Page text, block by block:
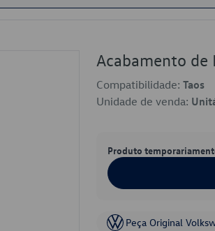
Acabamento de
Compatibilidade: Taos
Unidade de venda:
Produto
Peça Original